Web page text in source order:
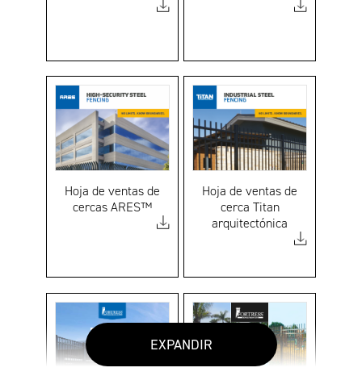
EXPANDIR
Hoja de ventas de
cercas ARES™
Hoja de ventas de
cerca Titan
arquitectónica